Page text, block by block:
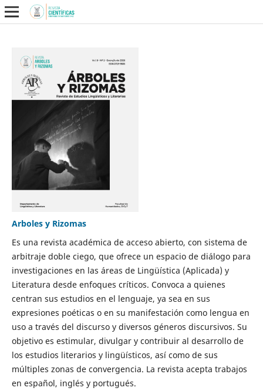
Arboles y Rizomas
Es una revista académica de acceso abierto, con sistema de
arbitraje doble ciego, que ofrece un espacio de diálogo para
investigaciones en las áreas de Lingüística (Aplicada) y
Literatura desde enfoques críticos. Convoca a quienes
centran sus estudios en el lenguaje, ya sea en sus
expresiones poéticas o en su manifestación como lengua en
uso a través del discurso y diversos géneros discursivos. Su
objetivo es estimular, divulgar y contribuir al desarrollo de
los estudios literarios y lingüísticos, así como de sus
múltiples zonas de convergencia. La revista acepta trabajos
en español, inglés y portugués.